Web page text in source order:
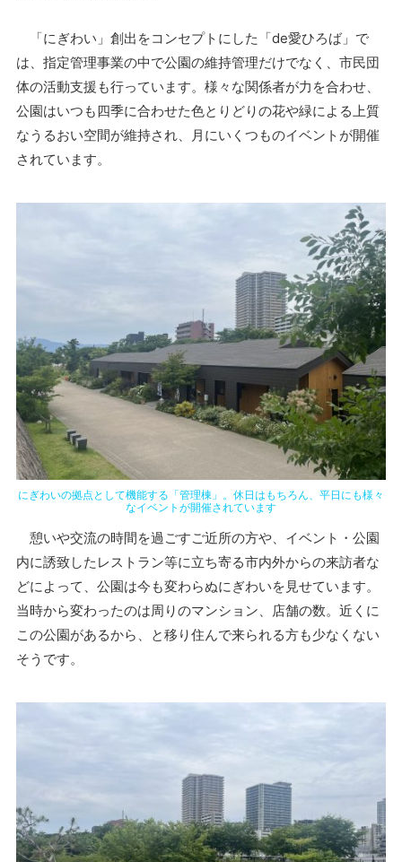
「にぎわい」創出をコンセプトにした「de愛ひろば」で
は、指定管理事業の中で公園の維持管理だけでなく、市民団
体の活動支援も行っています。様々な関係者が力を合わせ、
公園はいつも四季に合わせた色とりどりの花や緑による上質
なうるおい空間が維持され、月にいくつものイベントが開催
されています。
にぎわいの拠点として機能する「管理棟」。休日はもちろん、平日にも様々
なイベントが開催されています
憩いや交流の時間を過ごすご近所の方や、イベント・公園
内に誘致したレストラン等に立ち寄る市内外からの来訪者な
どによって、公園は今も変わらぬにぎわいを見せています。
当時から変わったのは周りのマンション、店舗の数。近くに
この公園があるから、と移り住んで来られる方も少なくない
そうです。